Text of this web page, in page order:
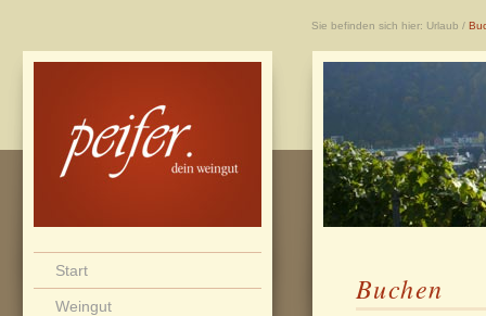
Start
Weingut
Sie befinden sich hier: Urlaub /
Buchen